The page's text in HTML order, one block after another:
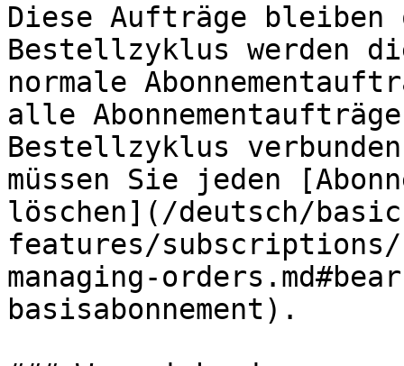
Diese Aufträge
Bestellzyklus werden
normale
alle
Bestellzyklus
müssen Sie jeden
löschen](/deutsch/
features/
managing-
basisabonnement).